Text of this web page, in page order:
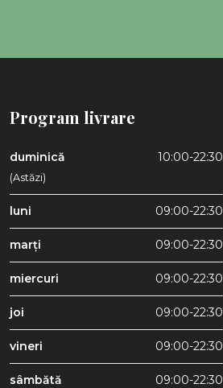
Program livrare
duminică
(Astăzi)
10:00-22:30
luni 09:00-22:30
marți 09:00-22:30
miercuri 09:00-22:30
joi 09:00-22:30
vineri 09:00-22:30
sâmbătă 09:00-22:30